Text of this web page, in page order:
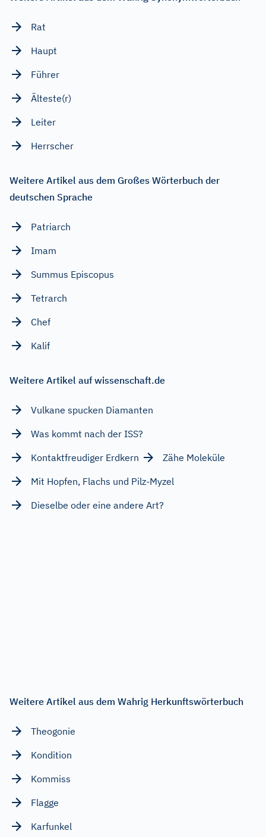
Rat
Haupt
Führer
Älteste(r)
Leiter
Herrscher
Weitere Artikel aus dem Großes Wörterbuch der
deutschen Sprache
Patriarch
Imam
Summus Episcopus
Tetrarch
Chef
Kalif
Weitere Artikel auf wissenschaft.de
Vulkane spucken Diamanten
Was kommt nach der ISS?
Kontaktfreudiger Erdkern
Zähe Moleküle
Mit Hopfen, Flachs und Pilz-Myzel
Dieselbe oder eine andere Art?
Weitere Artikel aus dem Wahrig Herkunftswörterbuch
Theogonie
Kondition
Kommiss
Flagge
Karfunkel